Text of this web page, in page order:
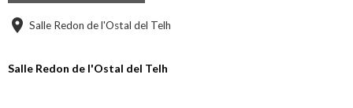
Salle Redon de l'Ostal del Telh
Salle Redon de l'Ostal del Telh